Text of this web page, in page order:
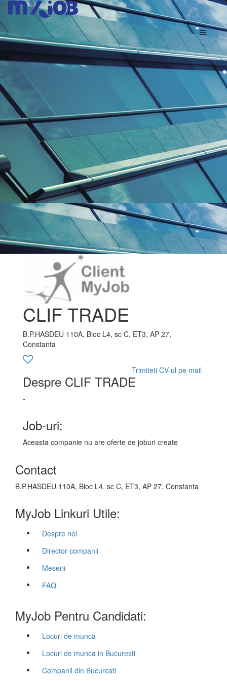
CLIF TRADE
B.P.HASDEU 110A, Bloc L4, sc C, ET3, AP 27,
Constanta
Trimiteti CV-ul pe mail
Despre CLIF TRADE
-
Job-uri:
Aceasta companie nu are oferte de joburi create
Contact
B.P.HASDEU 110A, Bloc L4, sc C, ET3, AP 27, Constanta
MyJob Linkuri Utile:
Despre noi
Director companii
Meserii
FAQ
MyJob Pentru Candidati:
Locuri de munca
Locuri de munca in Bucuresti
Companii din Bucuresti